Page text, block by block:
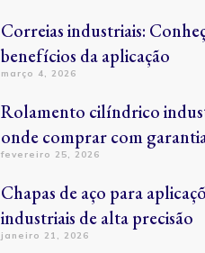
Correias industriais:
benefícios da aplicação
março 4, 2026
Rolamento cilíndrico
onde comprar com
fevereiro 25, 2026
Chapas de aço para
industriais de alta precisão
janeiro 21, 2026